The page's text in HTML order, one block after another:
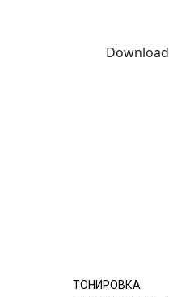
Download
ТОНИРОВКА